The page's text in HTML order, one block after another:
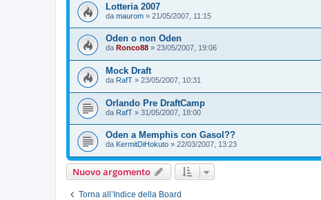
Lotteria 2007
da maurom » 21/05/2007, 11:15
Oden o non Oden
da Ronco88 » 23/05/2007, 19:06
Mock Draft
da RafT » 23/05/2007, 10:31
Orlando Pre DraftCamp
da RafT » 31/05/2007, 18:00
Oden a Memphis con Gasol??
da KermitDiHokuto » 22/03/2007, 13:23
Nuovo argomento
Torna all’Indice della Board